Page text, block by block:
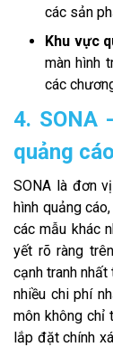
các sản
Khu vực
màn hình
các
4. SONA
quảng
SONA là đơn
hình quảng cáo,
các mẫu khác
yết rõ ràng
cạnh tranh
nhiều chi phí
môn không chỉ
lắp đặt chính